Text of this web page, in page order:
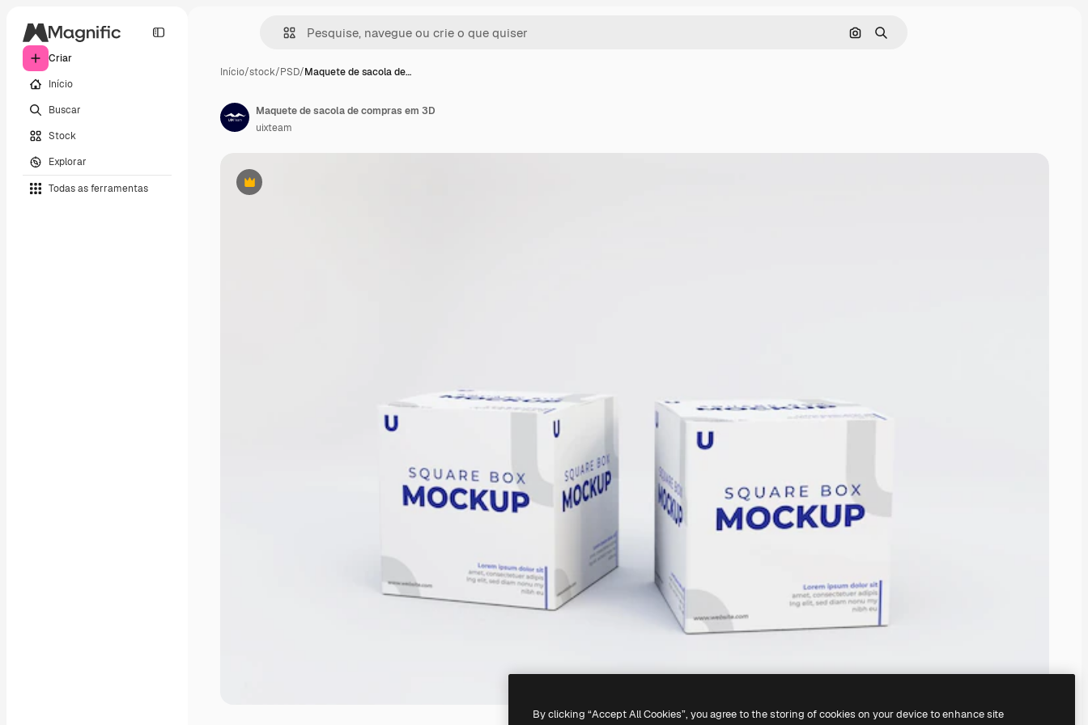
Criar
Início
Buscar
Stock
Explorar
Todas as ferramentas
Pesquisar por imagem
Buscar
Início/stock/PSD/Maquete de sacola de…
Premium
Maquete de sacola de compras em 3D
uixteam
By clicking “Accept All Cookies”, you agree to the storing of cookies on your device to enhance site